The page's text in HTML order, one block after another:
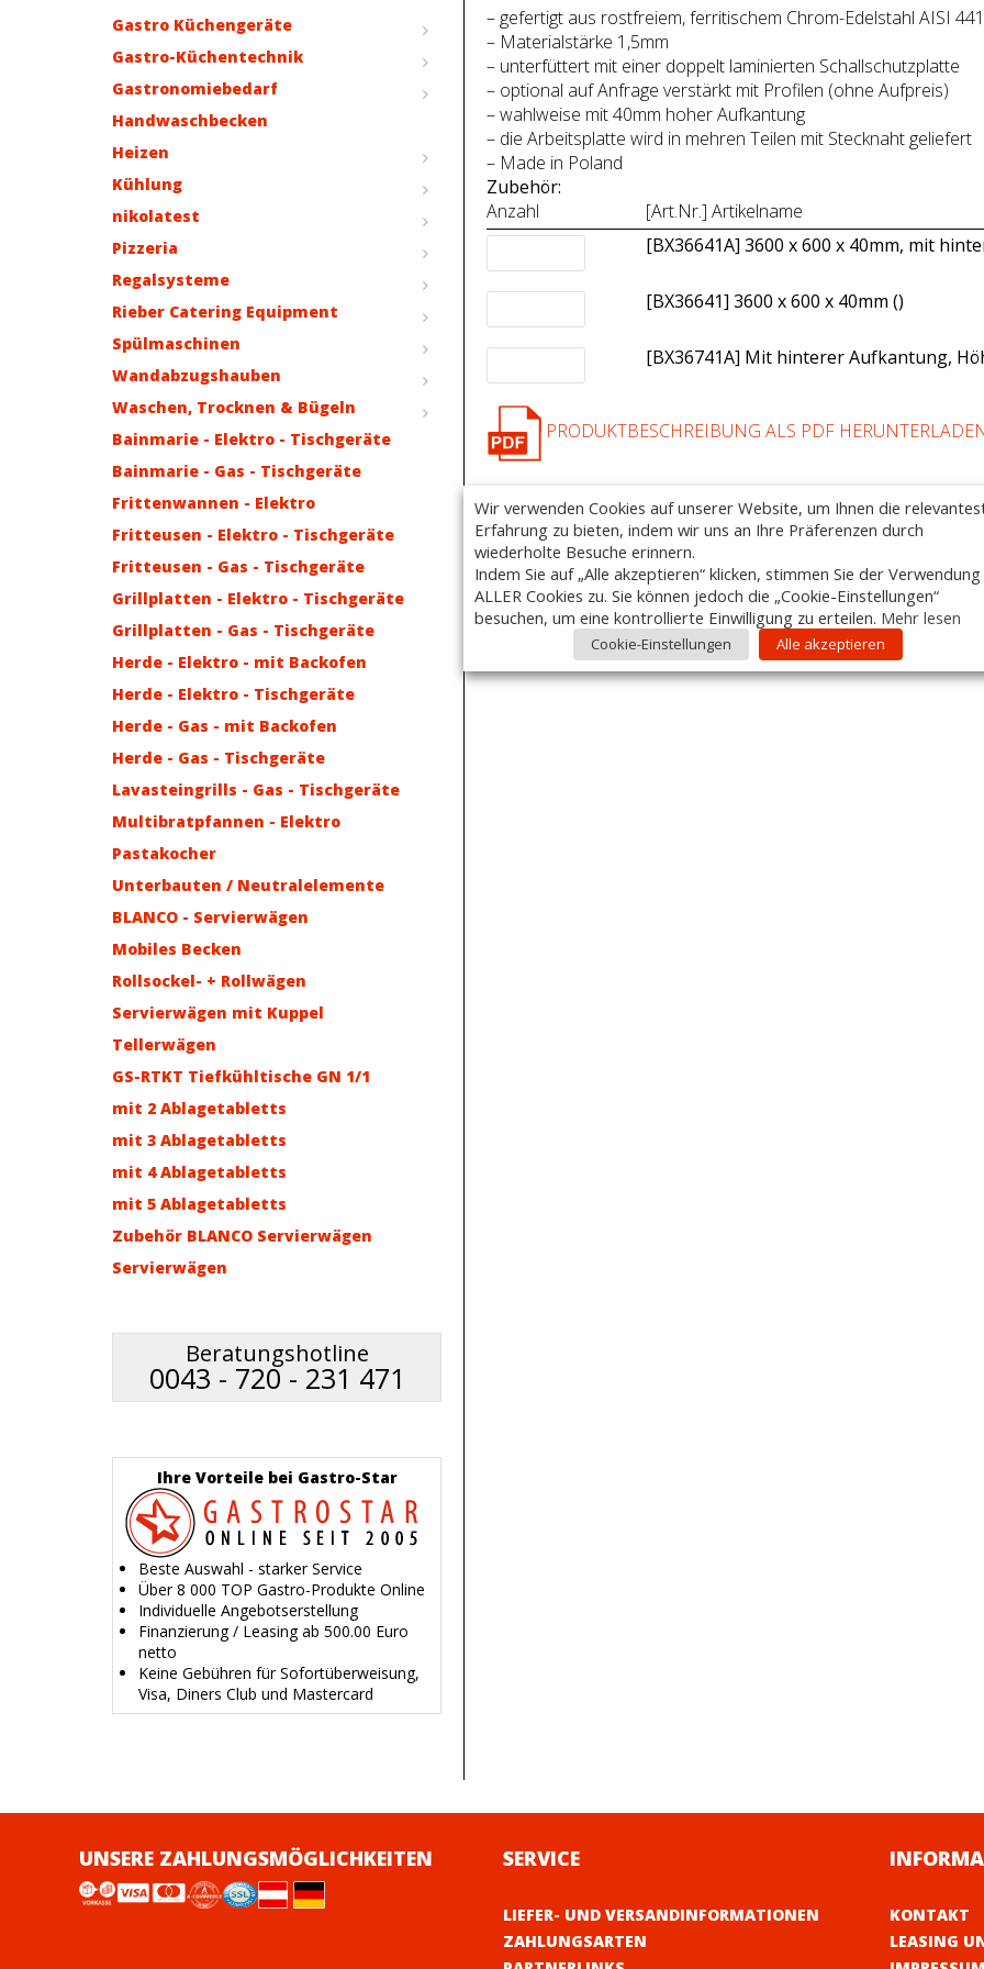
– gefertigt aus rostfreiem, ferritischem Chrom-Edelstahl AISI 441
– Materialstärke 1,5mm
– unterfüttert mit einer doppelt laminierten Schallschutzplatte
– optional auf Anfrage verstärkt mit Profilen (ohne Aufpreis)
– wahlweise mit 40mm hoher Aufkantung
– die Arbeitsplatte wird in mehren Teilen mit Stecknaht geliefert
– Made in Poland
Zubehör:
Anzahl
[Art.Nr.] Artikelname
[BX36641A] 3600 x 600 x 40mm, mit
[BX36641] 3600 x 600 x 40mm ()
[BX36741A] Mit hinterer Aufkantung,
PRODUKTBESCHREIBUNG ALS PDF
Gastro Küchengeräte
Gastro-Küchentechnik
Gastronomiebedarf
Handwaschbecken
Heizen
Kühlung
nikolatest
Pizzeria
Regalsysteme
Rieber Catering Equipment
Spülmaschinen
Wandabzugshauben
Waschen, Trocknen & Bügeln
Bainmarie - Elektro - Tischgeräte
Bainmarie - Gas - Tischgeräte
Frittenwannen - Elektro
Fritteusen - Elektro - Tischgeräte
Fritteusen - Gas - Tischgeräte
Grillplatten - Elektro - Tischgeräte
Grillplatten - Gas - Tischgeräte
Herde - Elektro - mit Backofen
Herde - Elektro - Tischgeräte
Herde - Gas - mit Backofen
Herde - Gas - Tischgeräte
Lavasteingrills - Gas - Tischgeräte
Multibratpfannen - Elektro
Pastakocher
Unterbauten / Neutralelemente
BLANCO - Servierwägen
Mobiles Becken
Rollsockel- + Rollwägen
Servierwägen mit Kuppel
Tellerwägen
GS-RTKT Tiefkühltische GN 1/1
mit 2 Ablagetabletts
mit 3 Ablagetabletts
mit 4 Ablagetabletts
mit 5 Ablagetabletts
Zubehör BLANCO Servierwägen
Servierwägen
Beratungshotline
0043 - 720 - 231 471
Ihre Vorteile bei Gastro-Star
Beste Auswahl - starker Service
Über 8 000 TOP Gastro-Produkte Online
Individuelle Angebotserstellung
Finanzierung / Leasing ab 500.00 Euro
netto
Keine Gebühren für Sofortüberweisung,
Visa, Diners Club und Mastercard
UNSERE ZAHLUNGSMÖGLICHKEITEN SERVICE
LIEFER- UND VERSANDINFORMATIONEN
ZAHLUNGSARTEN
KONTAKT
LEASING
Wir verwenden Cookies auf unserer Website, um Ihnen die
Erfahrung zu bieten, indem wir uns an Ihre Präferenzen durch
wiederholte Besuche erinnern.
Indem Sie auf „Alle akzeptieren“ klicken, stimmen Sie der Verwendung
ALLER Cookies zu. Sie können jedoch die „Cookie-Einstellungen“
besuchen, um eine kontrollierte Einwilligung zu erteilen. Mehr lesen
Cookie-Einstellungen Alle akzeptieren